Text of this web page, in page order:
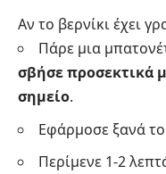
Αν το βερνίκι έχει
Πάρε μια
σβήσε προσεκτικά
σημείο.
Εφάρμοσε ξανά
Περίμενε 1-2